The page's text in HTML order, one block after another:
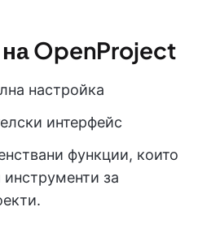
OpenProject
настройка
интерфейс
функции, които
за